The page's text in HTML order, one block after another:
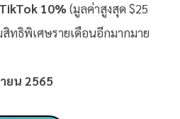
10%(มูลค่าสูงสุด $25
ทธิพิเศษรายเดือนอีกมากมาย
ยน 2565